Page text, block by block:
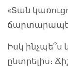
«Տան
Իսկ ինչպե՞ս
ընտրելիս։